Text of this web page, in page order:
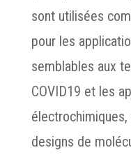
sont utilisées
pour les
semblables aux
COVID19 et les
designs de